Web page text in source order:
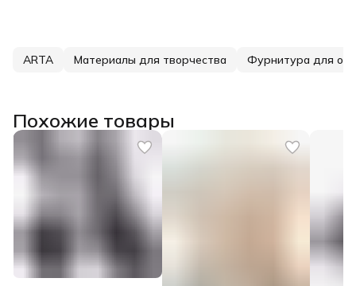
ARTA Материалы для творчества Фурнитура для
Похожие товары